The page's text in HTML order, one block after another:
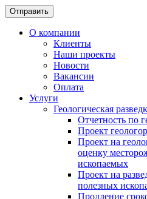
Отправить
О компании
Клиенты
Наши проекты
Новости
Вакансии
Оплата
Услуги
Геологическая
Отчетность по
Проект
Проект на
оценку
ископаемых
Проект на
полезных
Продление